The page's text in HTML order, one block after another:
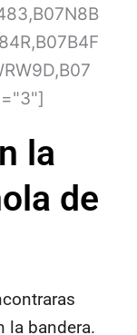
la
de
la bandera.